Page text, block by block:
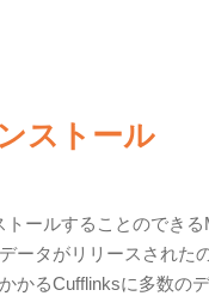
ストール
ールすることのでき
ータがリリースされた
かるCufflinksに多数の